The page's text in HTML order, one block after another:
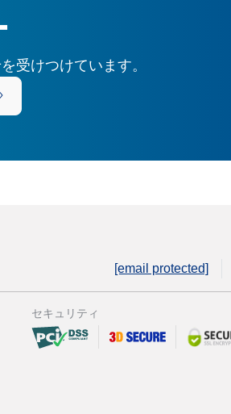
受けつけています。
[email protected]
セキュリティ